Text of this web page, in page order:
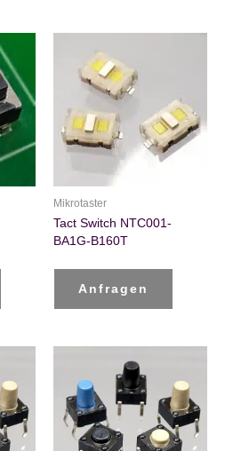
Mikrotaster
Tact Switch NTC001-
BA1G-B160T
Anfragen